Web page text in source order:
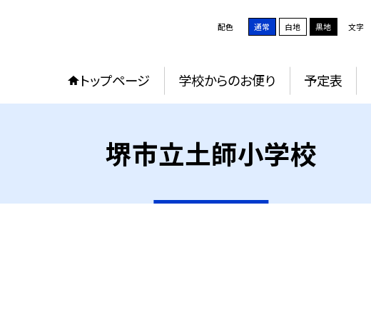
配色 通常 白地 黒地 文字
トップページ 学校からのお便り 予定表
堺市立土師小学校